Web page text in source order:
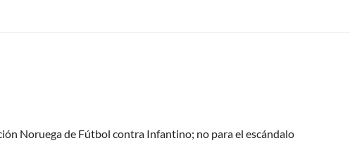
Noruega de Fútbol contra Infantino; no para el escándalo